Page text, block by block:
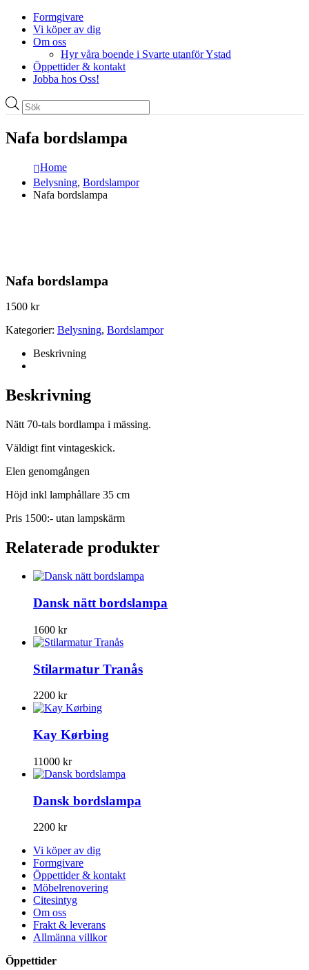
Formgivare
Vi köper av dig
Om oss
Hyr våra boende i Svarte utanför Ystad
Öppettider & kontakt
Jobba hos Oss!
Produktsökning
Nafa bordslampa
Home
Belysning, Bordslampor
Nafa bordslampa
Nafa bordslampa
1500 kr
Kategorier: Belysning, Bordslampor
Beskrivning
Beskrivning
Nätt 70-tals bordlampa i mässing.
Väldigt fint vintageskick.
Elen genomgången
Höjd inkl lamphållare 35 cm
Pris 1500:- utan lampskärm
Relaterade produkter
Dansk nätt bordslampa
1600 kr
Stilarmatur Tranås
2200 kr
Kay Kørbing
11000 kr
Dansk bordslampa
2200 kr
Vi köper av dig
Formgivare
Öppettider & kontakt
Möbelrenovering
Citesintyg
Om oss
Frakt & leverans
Allmänna villkor
Öppettider